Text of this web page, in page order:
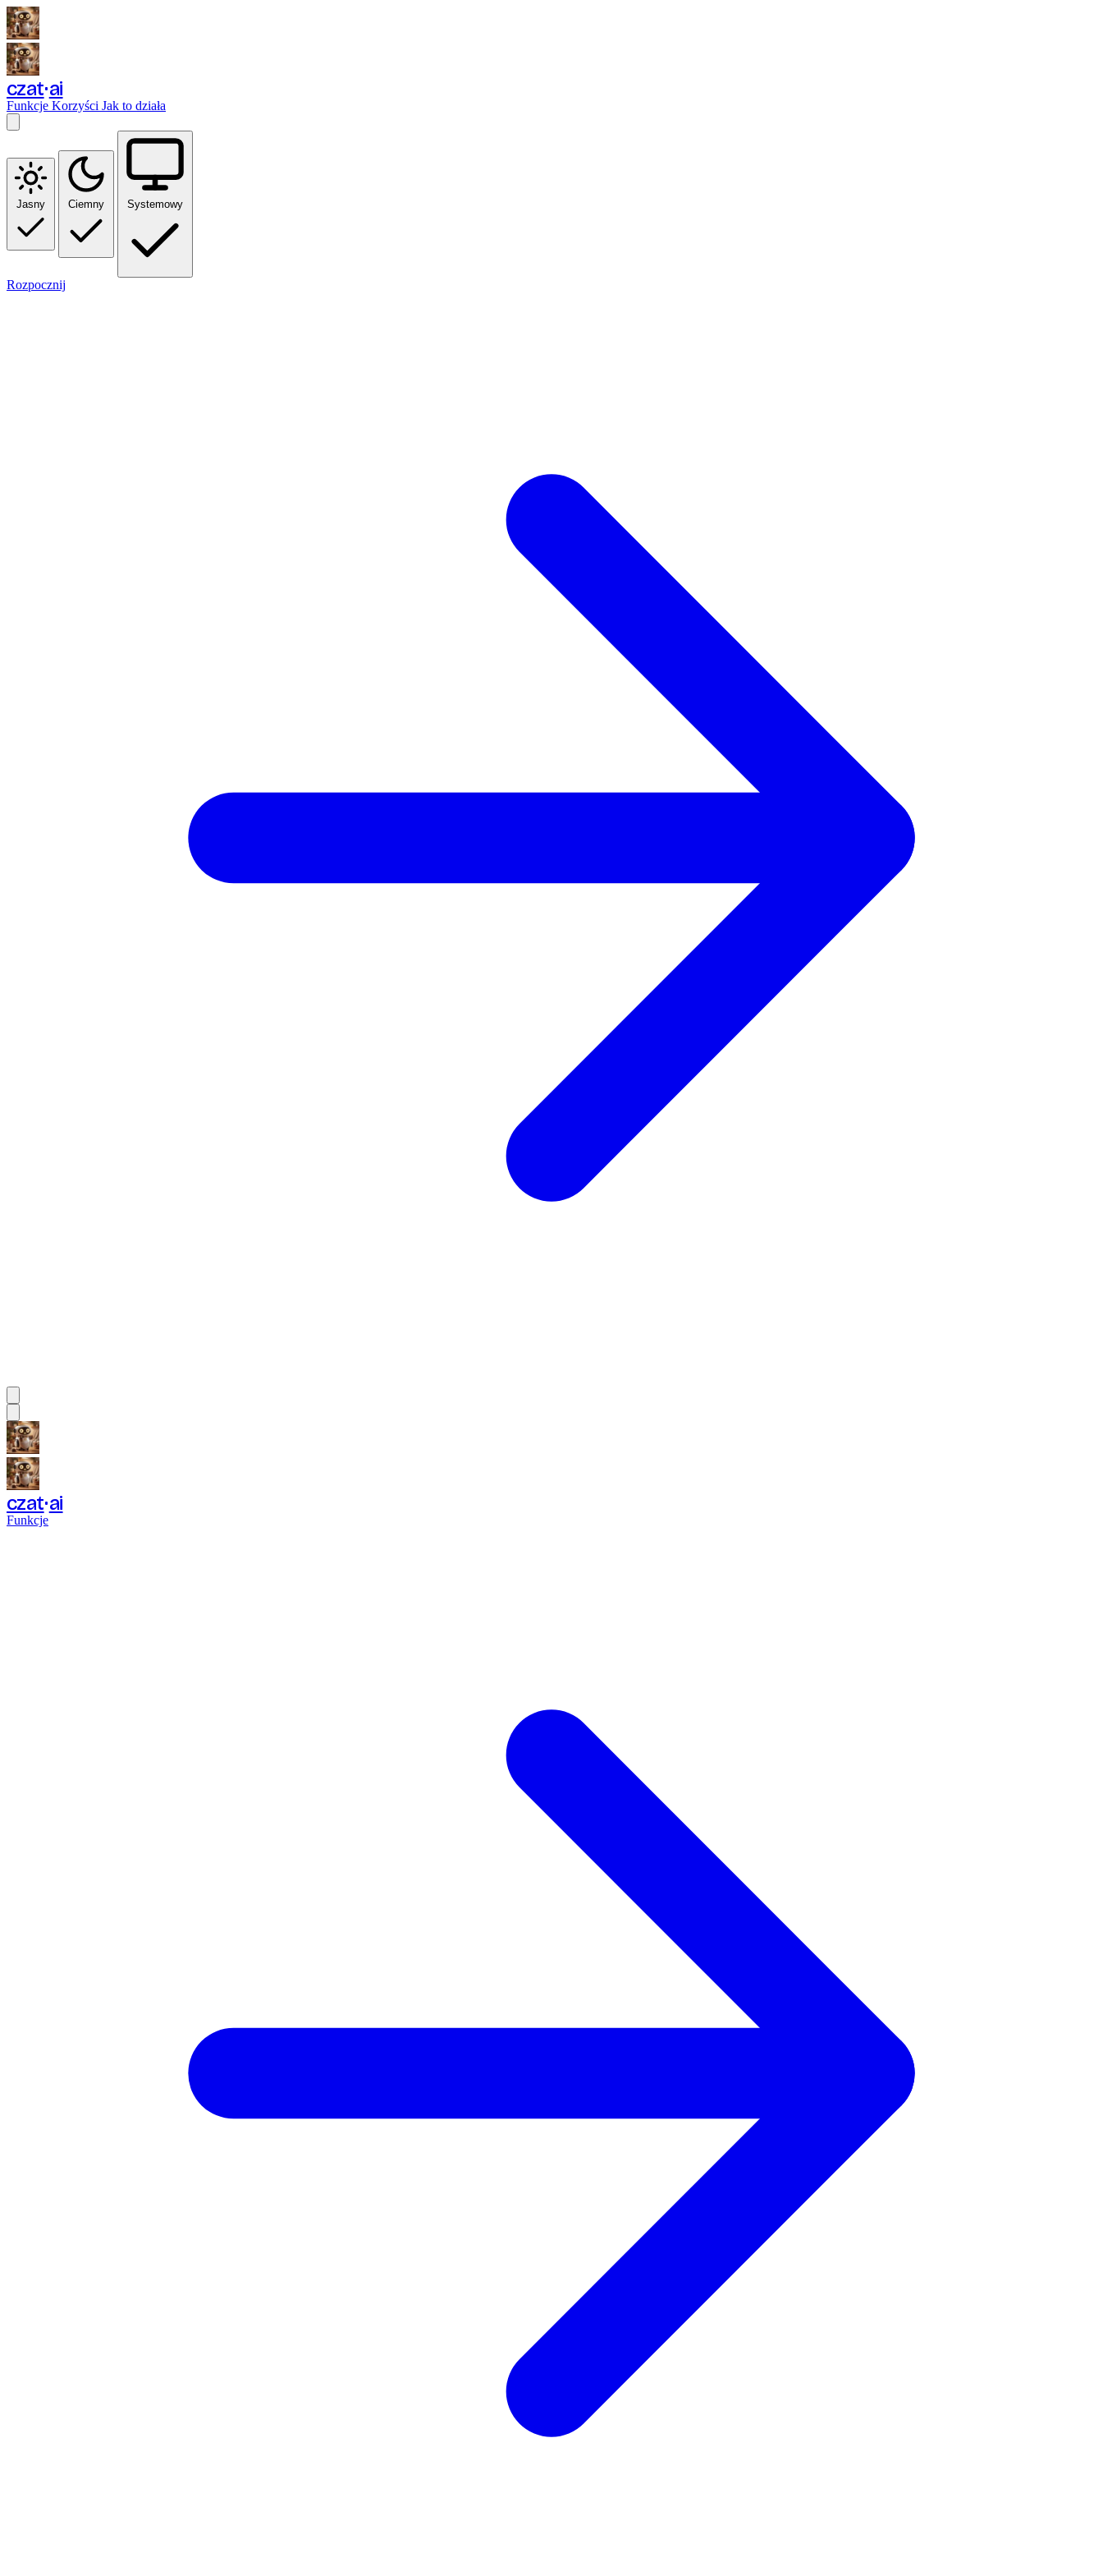
czat ai
Funkcje Korzyści Jak to działa
Jasny Ciemny Systemowy
Rozpocznij
czat ai
Funkcje